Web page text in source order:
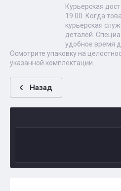
Курьерская
19.00. Когда
курьерская
деталей.
удобное время
Осмотрите упаковку на
указанной комплектации.
Назад